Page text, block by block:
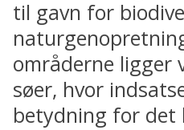
til gavn for
områderne ligger
søer, hvor
betydning for det